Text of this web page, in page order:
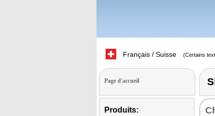
Français / Suisse (Certains
Page d'accueil
Produits: